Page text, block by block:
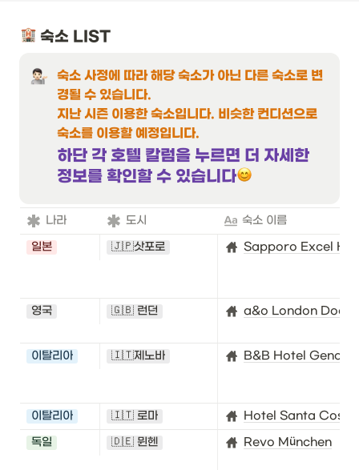
숙소 LIST
숙소 사정에 따라 해당 숙소가 아닌 다른 숙소로 변
경될 수 있습니다.
지난 시즌 이용한 숙소입니다. 비슷한 컨디션으로
숙소를 이용할 예정입니다.
하단 각 호텔 칼럼을 누르면 더 자세한
정보를 확인할 수 있습니다
나라 도시
숙소 이름
일본
🇯🇵삿포로 Sapporo Excel
영국 🇬🇧 런던 a&o London
이탈리아 🇮🇹제노바 B&B Hotel
이탈리아 🇮🇹 로마
Hotel Santa
독일
🇩🇪 뮌헨 Revo München